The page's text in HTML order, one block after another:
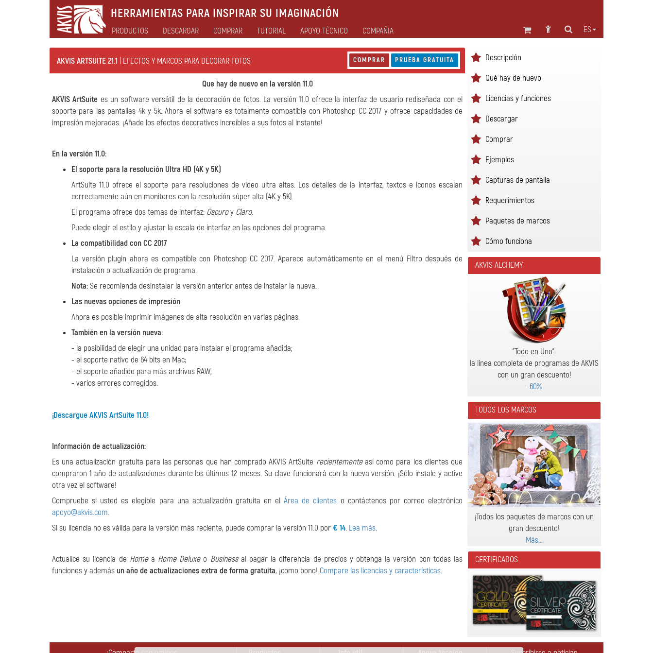
HERRAMIENTAS PARA INSPIRAR SU IMAGINACIÓN
ES
PRODUCTOS DESCARGAR COMPRAR TUTORIAL APOYO TÉCNICO COMPAÑIA
AKVIS ARTSUITE 21.1 | EFECTOS Y MARCOS PARA DECORAR FOTOS COMPRAR PRUEBA GRATUITA
Que hay de nuevo en la versión 11.0
AKVIS ArtSuite es un software versátil de la decoración de fotos. La versión 11.0 ofrece la interfaz de usuario rediseñada con el
soporte para las pantallas 4k y 5k. Ahora el software es totalmente compatible con Photoshop CC 2017 y ofrece capacidades de
impresión mejoradas. ¡Añade los efectos decorativos increíbles a sus fotos al instante!
En la versión 11.0:
El soporte para la resolución Ultra HD (4K y 5K)
ArtSuite 11.0 ofrece el soporte para resoluciones de video ultra altas. Los detalles de la interfaz, textos e iconos escalan
correctamente aún en monitores con la resolución súper alta (4K y 5K).
El programa ofrece dos temas de interfaz: Oscuroy Claro.
Puede elegir el estilo y ajustar la escala de interfaz en las opciones del programa.
La compatibilidad con CC 2017
La versión plugin ahora es compatible con Photoshop CC 2017. Aparece automáticamente en el menú Filtro después de
instalación o actualización de programa.
Nota:Se recomienda desinstalar la versión anterior antes de instalar la nueva.
Las nuevas opciones de impresión
Ahora es posible imprimir imágenes de alta resolución en varias páginas.
También en la versión nueva:
- la posibilidad de elegir una unidad para instalar el programa añadida;
- el soporte nativo de 64 bits en Mac;
- el soporte añadido para más archivos RAW;
- varios errores corregidos.
¡Descargue AKVIS ArtSuite 11.0!
Información de actualización:
Es una actualización gratuita para las personas que han comprado AKVIS ArtSuite recientementeasí como para los clientes que
compraron 1 año de actualizaciones durante los últimos 12 meses. Su clave funcionará con la nueva versión. ¡Sólo instale y active
otra vez el software!
Compruebe si usted es elegible para una actualización gratuita en elÁrea de clientes o contáctenos por correo electrónico
apoyo@akvis.com.
Si su licencia no es válida para la versión más reciente, puede comprar la versión 11.0 por€ 14. Lea más.
Actualice su licencia de Homea Home Deluxeo Businessal pagar la diferencia de precios y obtenga la versión con todas las
funciones y además un año de actualizaciones extra de forma gratuita, ¡como bono! Compare las licencias y características.
Descripción
Qué hay de nuevo
Licencias y funciones
Descargar
Comprar
Ejemplos
Capturas de pantalla
Requerimientos
Paquetes de marcos
Cómo funciona
AKVIS ALCHEMY
"Todo en Uno":
la línea completa de programas de AKVIS
con un gran descuento!
-60%
TODOS LOS MARCOS
¡Todos los paquetes de marcos con un
gran descuento!
Más…
CERTIFICADOS